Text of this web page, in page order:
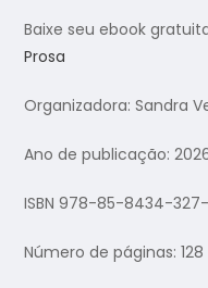
Baixe seu ebook
Prosa
Organizadora: Sandra
Ano de publicação:
ISBN 978-85-8434-
Número de páginas: 128